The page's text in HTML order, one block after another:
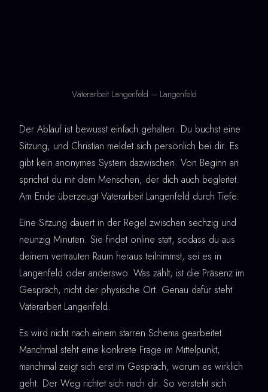
Väterarbeit Langenfeld – Langenfeld
Der Ablauf ist bewusst einfach gehalten. Du buchst eine
Sitzung, und Christian meldet sich persönlich bei dir. Es
gibt kein anonymes System dazwischen. Von Beginn an
sprichst du mit dem Menschen, der dich auch begleitet.
Am Ende überzeugt Väterarbeit Langenfeld durch Tiefe.
Eine Sitzung dauert in der Regel zwischen sechzig und
neunzig Minuten. Sie findet online statt, sodass du aus
deinem vertrauten Raum heraus teilnimmst, sei es in
Langenfeld oder anderswo. Was zählt, ist die Präsenz im
Gespräch, nicht der physische Ort. Genau dafür steht
Väterarbeit Langenfeld.
Es wird nicht nach einem starren Schema gearbeitet.
Manchmal steht eine konkrete Frage im Mittelpunkt,
manchmal zeigt sich erst im Gespräch, worum es wirklich
geht. Der Weg richtet sich nach dir. So versteht sich